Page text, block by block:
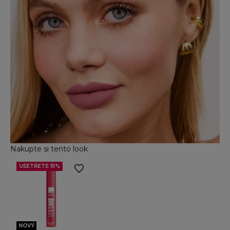
Nakupte si tento look
UŠETŘETE 15%
NOVÝ